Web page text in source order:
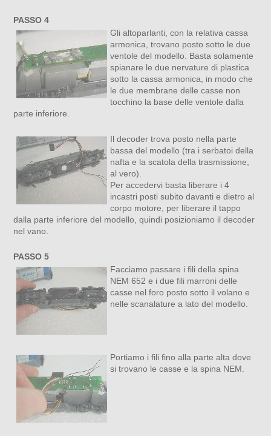
PASSO 4
Gli altoparlanti, con la relativa cassa
armonica, trovano posto sotto le due
ventole del modello. Basta solamente
spianare le due nervature di plastica
sotto la cassa armonica, in modo che
le due membrane delle casse non
tocchino la base delle ventole dalla
parte inferiore.
Il decoder trova posto nella parte
bassa del modello (tra i serbatoi della
nafta e la scatola della trasmissione,
al vero).
Per accedervi basta liberare i 4
incastri posti subito davanti e dietro al
corpo motore, per liberare il tappo
dalla parte inferiore del modello, quindi posizioniamo il decoder
nel vano.
PASSO 5
Facciamo passare i fili della spina
NEM 652 e i due fili marroni delle
casse nel foro posto sotto il volano e
nelle scanalature a lato del modello.
Portiamo i fili fino alla parte alta dove
si trovano le casse e la spina NEM.